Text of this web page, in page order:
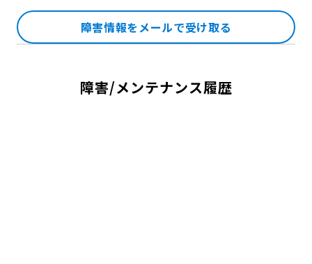
障害情報をメールで受け取る
障害/メンテナンス履歴